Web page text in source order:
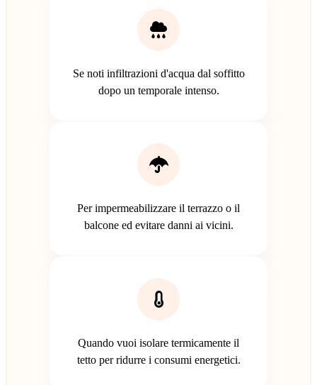
Se noti infiltrazioni d'acqua dal soffitto
dopo un temporale intenso.
Per impermeabilizzare il terrazzo o il
balcone ed evitare danni ai vicini.
Quando vuoi isolare termicamente il
tetto per ridurre i consumi energetici.